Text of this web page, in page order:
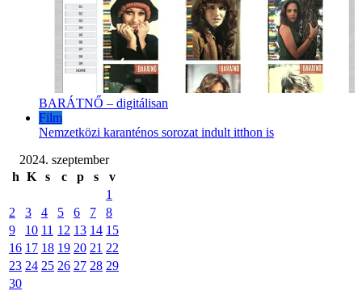
BARÁTNŐ – digitálisan
Film
Nemzetközi karanténos sorozat indult itthon is
2024. szeptember
h K s c p s
v
1
2
3 4 5 6 7
8
9
10 11 12 13 14 15
16 17 18 19 20 21 22
23 24 25 26 27 28 29
30